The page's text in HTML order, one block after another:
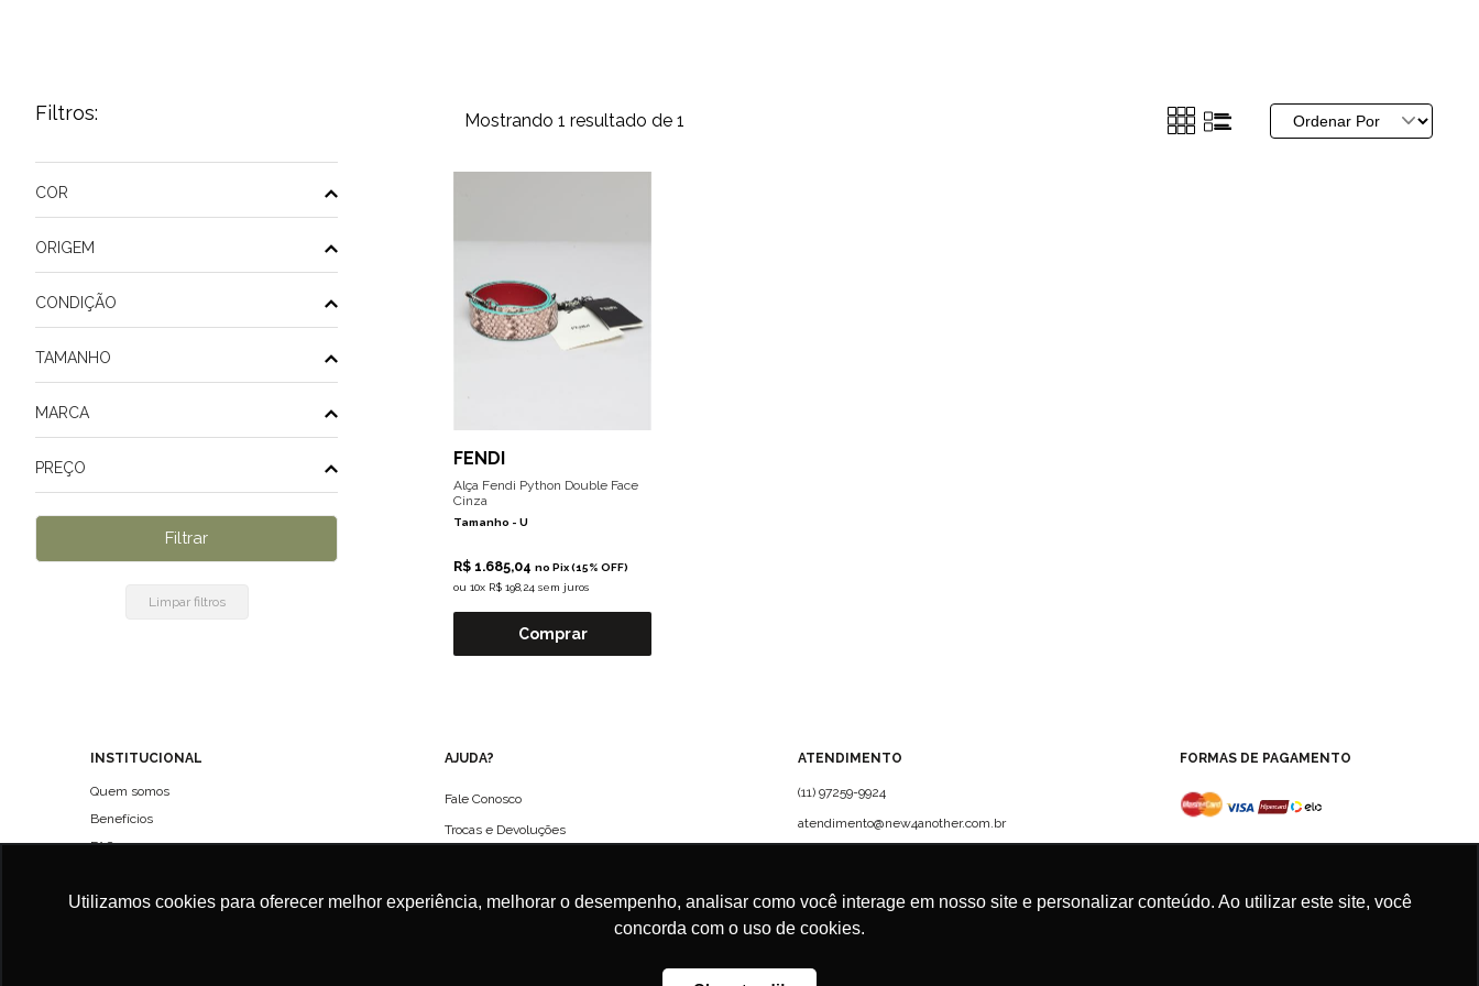
Utilizamos cookies para oferecer melhor experiência, melhorar o desempenho, analisar como você interage em nosso site e personalizar conteúdo. Ao utilizar este site, você
concorda com o uso de cookies.
Filtros:
COR
ORIGEM
CONDIÇÃO
TAMANHO
MARCA
PREÇO
Mostrando 1 resultado de 1
FENDI
Alça Fendi Python Double Face
Cinza
Tamanho - U
R$ 1.685,04 no Pix (15% OFF)
ou 10x R$ 198,24 sem juros
Comprar
INSTITUCIONAL
Quem somos
Benefícios
FAQ
Política de Privacidade
AJUDA?
Fale Conosco
Trocas e Devoluções
ATENDIMENTO
(11) 97259-9924
atendimento@new4another.com.br
FORMAS DE PAGAMENTO